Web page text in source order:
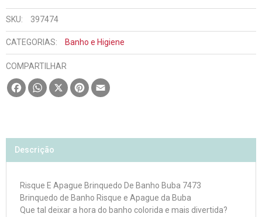
SKU: 397474
CATEGORIAS: Banho e Higiene
COMPARTILHAR
FacebookWhatsApp
X Pinterest
Descrição
Risque E Apague Brinquedo De Banho Buba 7473
Brinquedo de Banho Risque e Apague da Buba
Que tal deixar a hora do banho colorida e mais divertida?